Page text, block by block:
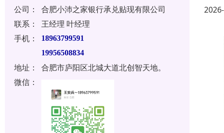
公司：
合肥小沛之家银行承兑贴现有限公司
联系：
王经理 叶经理
手机：
18963799591
19956508834
地址：
合肥市庐阳区北城大道北创智天地。
微信：